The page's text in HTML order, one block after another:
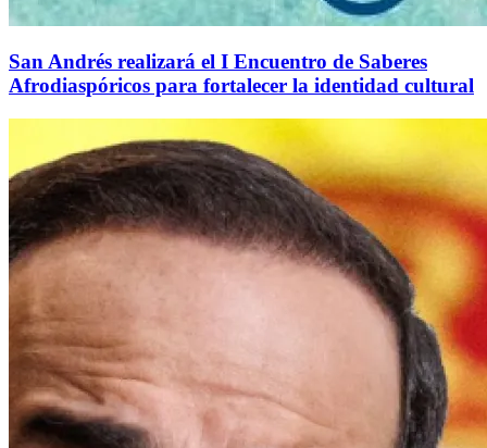
San Andrés realizará el I Encuentro de Saberes
Afrodiaspóricos para fortalecer la identidad cultural